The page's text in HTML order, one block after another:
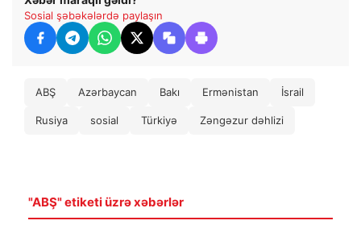
Sosial şəbəkələrdə paylaşın
ABŞ Azərbaycan Bakı Ermənistan İsrail
Rusiya sosial Türkiyə Zəngəzur dəhlizi
"ABŞ" etiketi üzrə xəbərlər